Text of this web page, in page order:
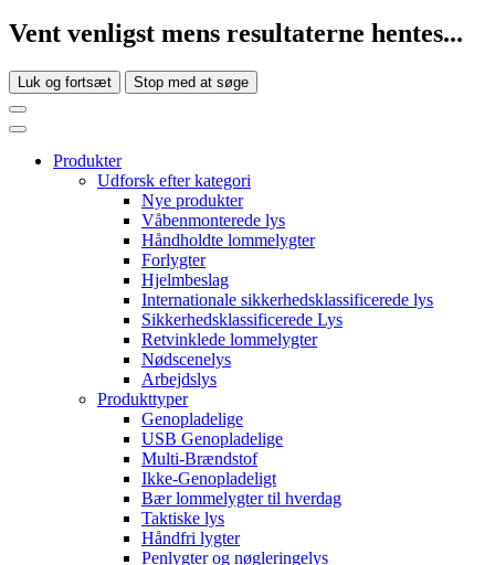
Vent venligst mens resultaterne hentes...
Luk og fortsæt Stop med at søge
Produkter
Udforsk efter kategori
Nye produkter
Våbenmonterede lys
Håndholdte lommelygter
Forlygter
Hjelmbeslag
Internationale sikkerhedsklassificerede lys
Sikkerhedsklassificerede Lys
Retvinklede lommelygter
Nødscenelys
Arbejdslys
Produkttyper
Genopladelige
USB Genopladelige
Multi-Brændstof
Ikke-Genopladeligt
Bær lommelygter til hverdag
Taktiske lys
Håndfri lygter
Penlygter og nøgleringelys